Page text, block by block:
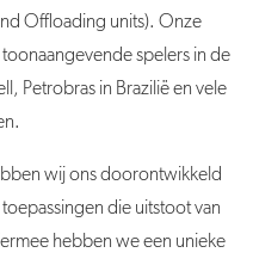
Offloading units). Onze
spelers in de
Petrobras in Brazilië en vele
wij ons doorontwikkeld
die uitstoot van
hebben we een unieke